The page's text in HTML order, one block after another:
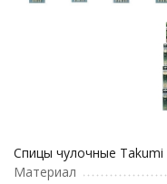
Спицы чулочные Takumi
Материал